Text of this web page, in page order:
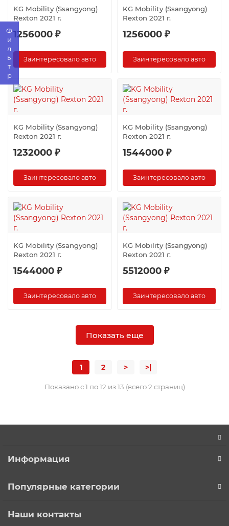
Фильтр
KG Mobility (Ssangyong)
Rexton 2021 г.
1256000 ₽
Заинтересовало авто
KG Mobility (Ssangyong)
Rexton 2021 г.
1256000 ₽
Заинтересовало авто
KG Mobility (Ssangyong)
Rexton 2021 г.
1232000 ₽
Заинтересовало авто
KG Mobility (Ssangyong)
Rexton 2021 г.
1544000 ₽
Заинтересовало авто
KG Mobility (Ssangyong)
Rexton 2021 г.
1544000 ₽
Заинтересовало авто
KG Mobility (Ssangyong)
Rexton 2021 г.
5512000 ₽
Заинтересовало авто
Показать еще
1 2 > >|
Показано с 1 по 12 из 13 (всего 2 страниц)
Информация
Популярные категории
Наши контакты